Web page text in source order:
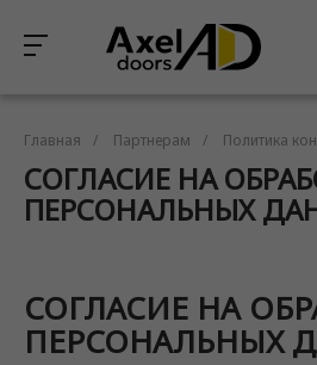
Главная / Партнерам / Политика
СОГЛАСИЕ НА
ПЕРСОНАЛЬНЫХ
СОГЛАСИЕ НА
ПЕРСОНАЛЬНЫХ